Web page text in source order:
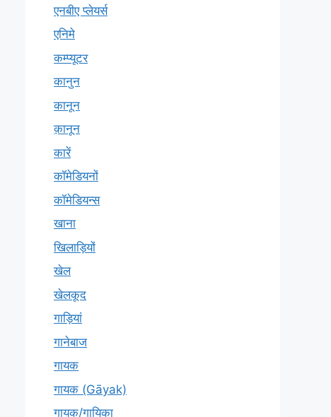
एनबीए प्लेयर्स
एनिमे
कम्प्यूटर
कानुन
कानून
क़ानून
कारें
कॉमेडियनों
कॉमेडियन्स
खाना
खिलाड़ियों
खेल
खेलकूद
गाड़ियां
गानेबाज
गायक
गायक (Gāyak)
गायक/गायिका